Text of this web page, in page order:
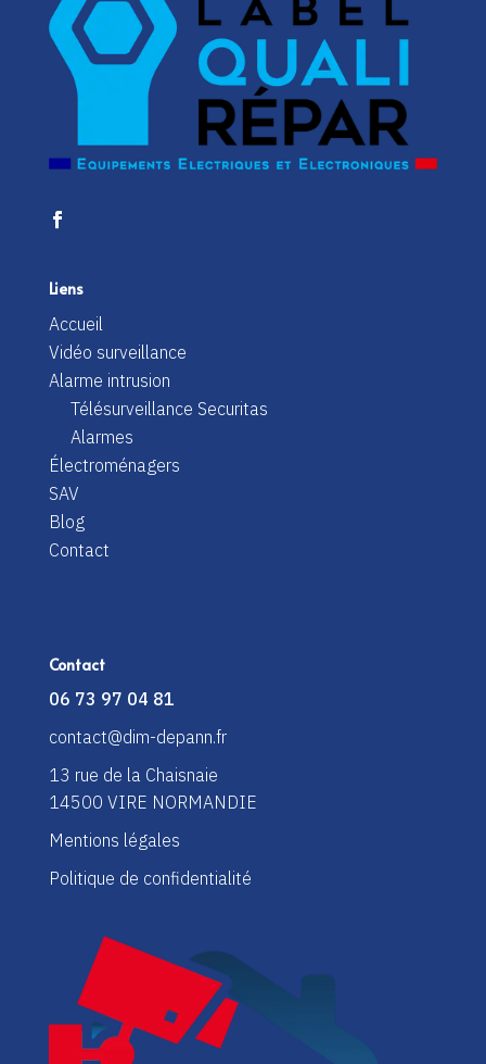
Liens
Accueil
Vidéo surveillance
Alarme intrusion
Télésurveillance Securitas
Alarmes
Électroménagers
SAV
Blog
Contact
Contact
06 73 97 04 81
contact@dim-depann.fr
13 rue de la Chaisnaie
14500 VIRE NORMANDIE
Mentions légales
Politique de confidentialité